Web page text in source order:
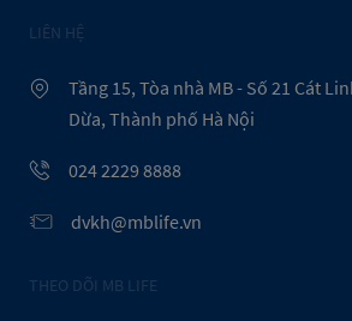
LIÊN HỆ
Tầng 15, Tòa nhà MB - Số 21 Cát
Dừa, Thành phố Hà Nội
024 2229 8888
dvkh@mblife.vn
THEO DÕI MB LIFE